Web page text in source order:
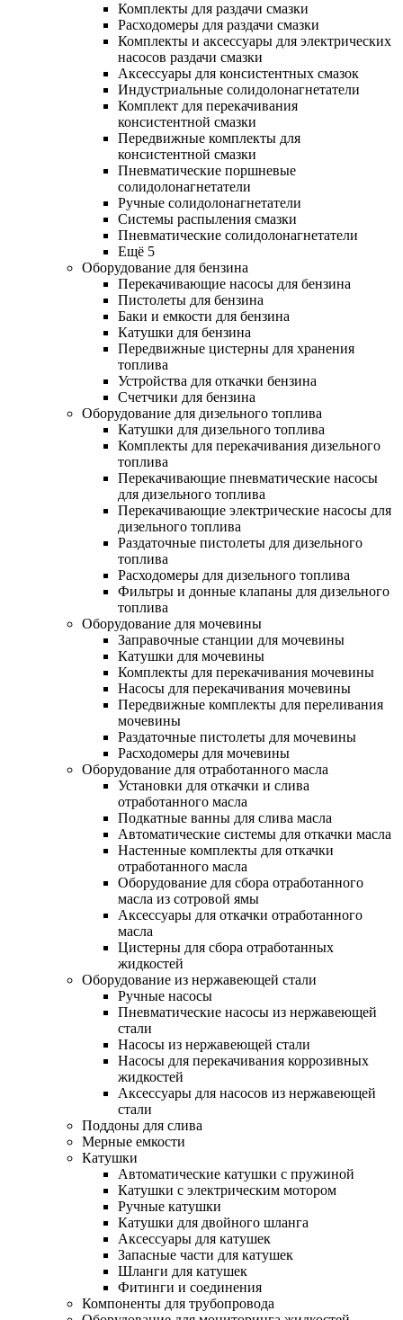
Комплекты для раздачи смазки
Расходомеры для раздачи смазки
Комплекты и аксессуары для электрических
насосов раздачи смазки
Аксессуары для консистентных смазок
Индустриальные солидолонагнетатели
Комплект для перекачивания
консистентной смазки
Передвижные комплекты для
консистентной смазки
Пневматические поршневые
солидолонагнетатели
Ручные солидолонагнетатели
Системы распыления смазки
Пневматические солидолонагнетатели
Ещё 5
Оборудование для бензина
Перекачивающие насосы для бензина
Пистолеты для бензина
Баки и емкости для бензина
Катушки для бензина
Передвижные цистерны для хранения
топлива
Устройства для откачки бензина
Счетчики для бензина
Оборудование для дизельного топлива
Катушки для дизельного топлива
Комплекты для перекачивания дизельного
топлива
Перекачивающие пневматические насосы
для дизельного топлива
Перекачивающие электрические насосы для
дизельного топлива
Раздаточные пистолеты для дизельного
топлива
Расходомеры для дизельного топлива
Фильтры и донные клапаны для дизельного
топлива
Оборудование для мочевины
Заправочные станции для мочевины
Катушки для мочевины
Комплекты для перекачивания мочевины
Насосы для перекачивания мочевины
Передвижные комплекты для переливания
мочевины
Раздаточные пистолеты для мочевины
Расходомеры для мочевины
Оборудование для отработанного масла
Установки для откачки и слива
отработанного масла
Подкатные ванны для слива масла
Автоматические системы для откачки масла
Настенные комплекты для откачки
отработанного масла
Оборудование для сбора отработанного
масла из сотровой ямы
Аксессуары для откачки отработанного
масла
Цистерны для сбора отработанных
жидкостей
Оборудование из нержавеющей стали
Ручные насосы
Пневматические насосы из нержавеющей
стали
Насосы из нержавеющей стали
Насосы для перекачивания коррозивных
жидкостей
Аксессуары для насосов из нержавеющей
стали
Поддоны для слива
Мерные емкости
Катушки
Автоматические катушки с пружиной
Катушки с электрическим мотором
Ручные катушки
Катушки для двойного шланга
Аксессуары для катушек
Запасные части для катушек
Шланги для катушек
Фитинги и соединения
Компоненты для трубопровода